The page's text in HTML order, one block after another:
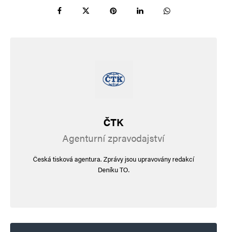
ČTK
Agenturní zpravodajství
Česká tisková agentura. Zprávy jsou upravovány redakcí
Deníku TO.